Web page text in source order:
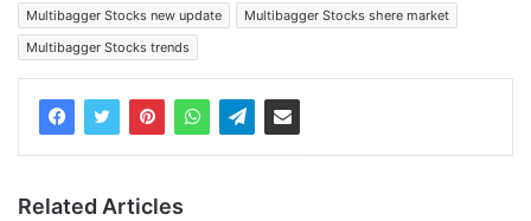
Multibagger Stocks new update
Multibagger Stocks shere market
Multibagger Stocks trends
Related Articles